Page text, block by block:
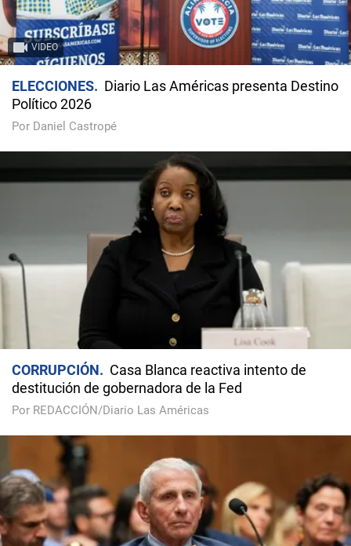
VIDEO
ELECCIONES
Diario Las Américas presenta Destino
Político 2026
Por Daniel Castropé
CORRUPCIÓN
Casa Blanca reactiva intento de
destitución de gobernadora de la Fed
Por REDACCIÓN/Diario Las Américas